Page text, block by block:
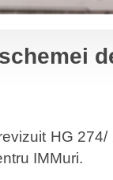
HG 274/
IMMuri.